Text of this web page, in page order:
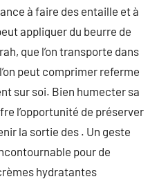
à faire des entaille et à
appliquer du beurre de
que l’on transporte dans
peut comprimer referme
sur soi. Bien humecter sa
l’opportunité de préserver
la sortie des . Un geste
pour de
hydratantes